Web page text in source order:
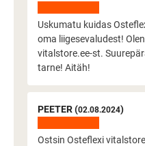
Uskumatu kuidas
oma liigesevaludest!
vitalstore.ee-st.
tarne! Aitäh!
PEETER (02.08.2024)
Ostsin Osteflexi